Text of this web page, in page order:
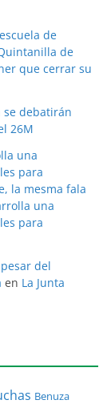
de
de
que cerrar su
se debatirán
26M
una
para
la mesma fala
una
para
del
en La Junta
Benuza